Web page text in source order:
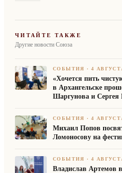
ЧИТАЙТЕ ТАКЖЕ
Другие новости Союза
СОБЫТИЯ ·4
«Хочется пить
в Архангельске
Шаргунова и Сергея
СОБЫТИЯ ·4
Михаил Попов
Ломоносову на
СОБЫТИЯ ·4
Владислав Артемов